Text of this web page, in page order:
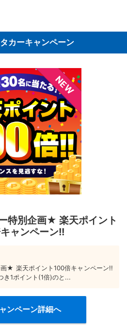
カーキャンペーン
NEW
特別企画★ 楽天ポイント
ャンペーン!!
★ 楽天ポイント100倍キャンペーン!!
き1ポイント(1倍)のと...
ンペーン詳細へ